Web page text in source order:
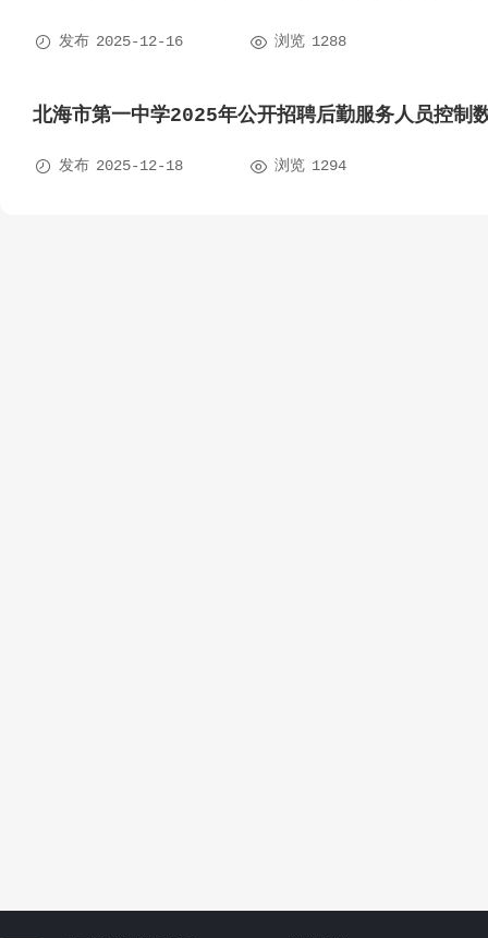
 发布 2025-12-16  浏览 1288
北海市第一中学2025年公开招聘后勤服务人员控制
 发布 2025-12-18  浏览 1294